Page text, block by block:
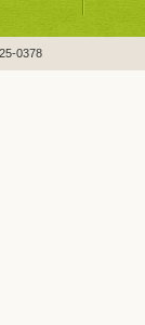
0378